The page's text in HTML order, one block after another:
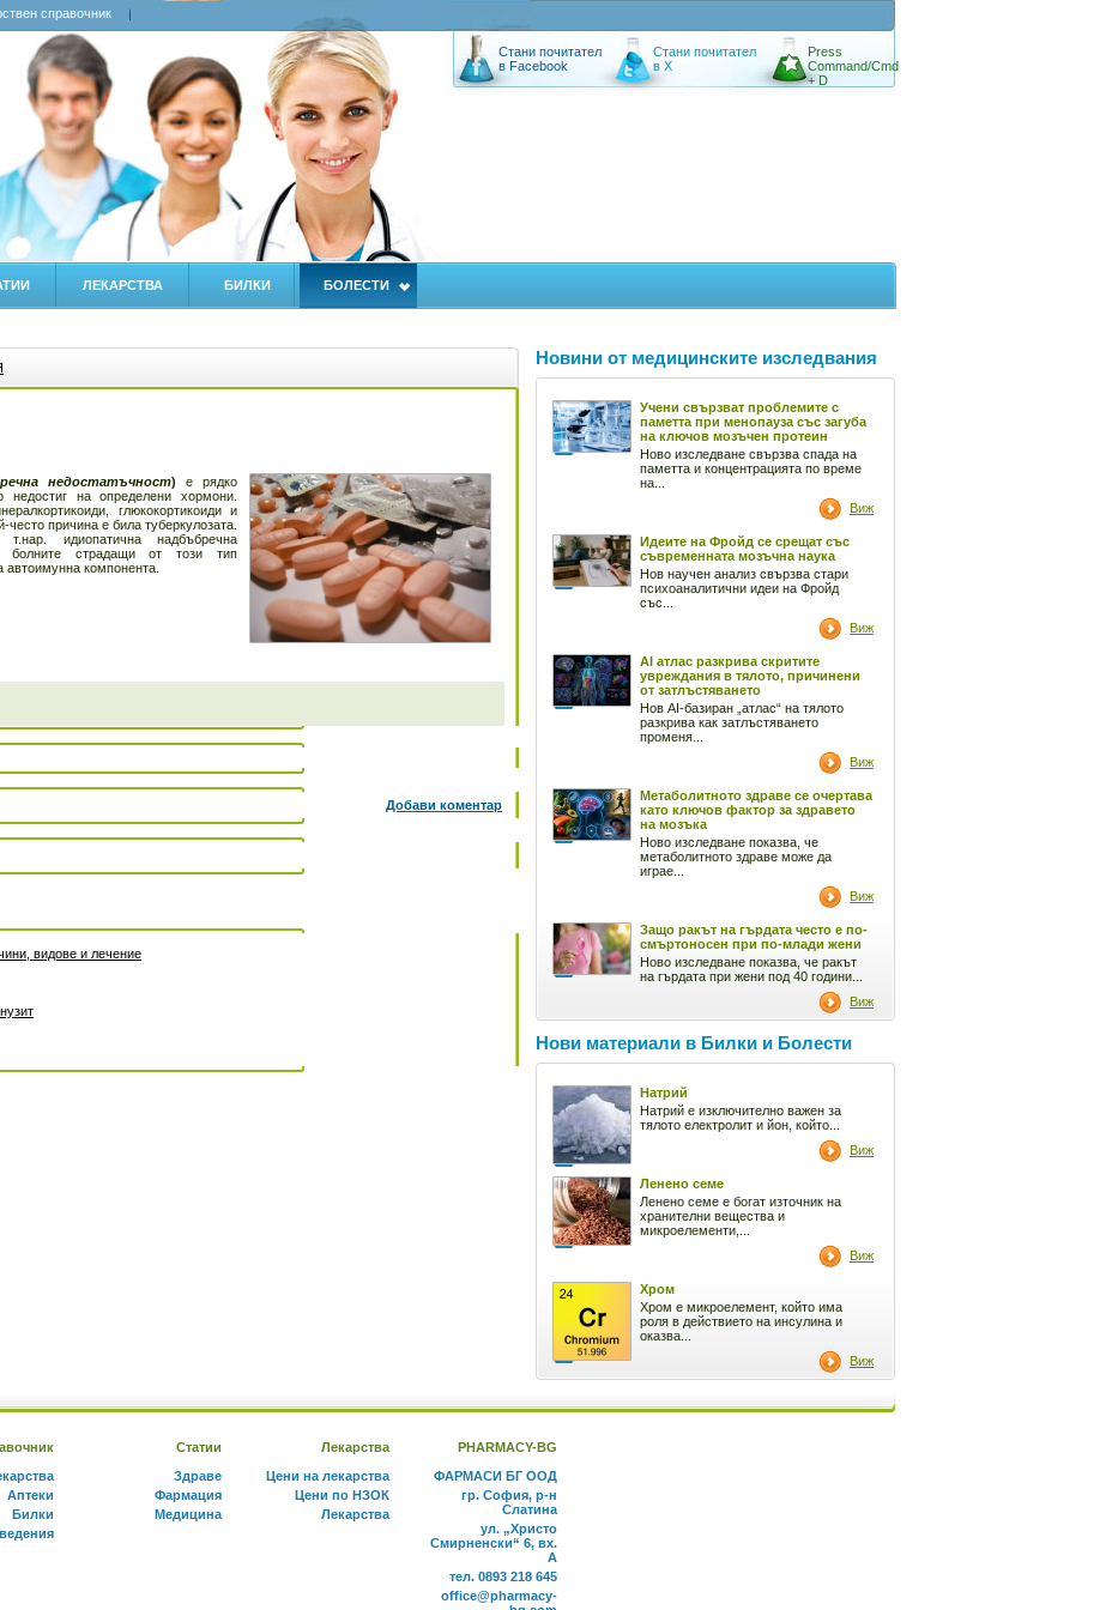
справочник
Стани почитател
в Facebook
Стани почитател
в X
Press
Command/Cmd
+ D
ЛЕКАРСТВА БИЛКИ БОЛЕСТИ
недостатъчност) е рядко
недостиг на определени хормони.
глюкокортикоиди и
често причина е била туберкулозата.
идиопатична надбъбречна
болните страдащи от този тип
автоимунна компонента.
Добави коментар
видове и лечение
Новини от медицинските изследвания
Учени свързват проблемите с
паметта при менопауза със загуба
на ключов мозъчен протеин
Ново изследване свързва спада на
паметта и концентрацията по време
на...
Виж
Идеите на Фройд се срещат със
съвременната мозъчна наука
Нов научен анализ свързва стари
психоаналитични идеи на Фройд
със...
Виж
AI атлас разкрива скритите
увреждания в тялото, причинени
от затлъстяването
Нов AI-базиран „атлас“ на тялото
разкрива как затлъстяването
променя...
Виж
Метаболитното здраве се очертава
като ключов фактор за здравето
на мозъка
Ново изследване показва, че
метаболитното здраве може да
играе...
Виж
Защо ракът на гърдата често е по-
смъртоносен при по-млади жени
Ново изследване показва, че ракът
на гърдата при жени под 40 години...
Виж
Нови материали в Билки и Болести
Натрий
Натрий е изключително важен за
тялото електролит и йон, който...
Виж
Ленено семе
Ленено семе е богат източник на
хранителни вещества и
микроелементи,...
Виж
Хром
Хром е микроелемент, който има
роля в действието на инсулина и
оказва...
Виж
Аптеки
Билки
Статии
Здраве
Фармация
Медицина
Лекарства
Цени на лекарства
Цени по НЗОК
Лекарства
PHARMACY-BG
ФАРМАСИ БГ ООД
гр. София, р-н
Слатина
ул. „Христо
Смирненски“ 6, вх.
А
тел. 0893 218 645
office@pharmacy-